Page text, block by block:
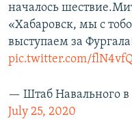
началось
«Хабаровск, мы с
выступаем за
pic.twitter.com/
— Штаб Навального в
July 25, 2020